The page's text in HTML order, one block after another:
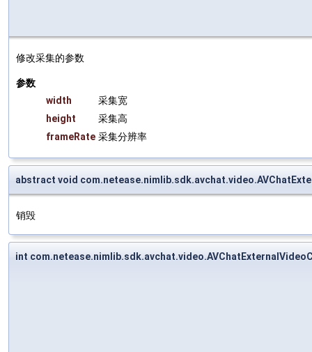
修改采集的参数
参数
width
采集宽
height
采集高
frameRate 采集分辨率
abstract void
销毁
int